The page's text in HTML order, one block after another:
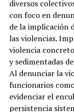
diversos
con foco en
de la implicación
las violencias.
violencia
y sedimentadas
Al denunciar la
funcionarios
evidenciar el
persistencia